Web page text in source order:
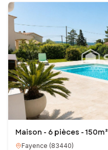
Maison - 6 pièces - 150m²
Fayence (83440)